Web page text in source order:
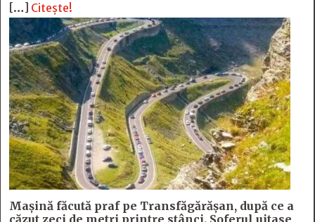
[…] Citește!
Mașină făcută praf pe Transfăgărășan, după ce a